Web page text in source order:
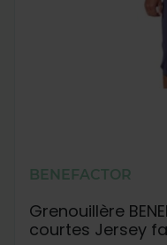
BENEFACTOR
Grenouillère
courtes Jersey